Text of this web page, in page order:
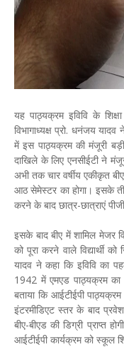
यह पाठ्यक्रम इविवि के
विभागाध्यक्ष प्रो. धनंजय
में इस पाठ्यक्रम की मंजूरी
दाखिले के लिए एनसीईटी ने
अभी तक चार वर्षीय एकीकृत
आठ सेमेस्टर का होगा। इसके
करने के बाद छात्र-छात्राएं
इसके बाद बीए में शामिल मेजर
को पूरा करने वाले विद्यार्थी
यादव ने कहा कि इविवि का
1942 में एमएड पाठ्यक्रम
बताया कि आईटीईपी
इंटरमीडिएट स्तर के बाद प्रवेश
बीए-बीएड की डिग्री प्राप्त
आईटीईपी कार्यक्रम को स्कूल